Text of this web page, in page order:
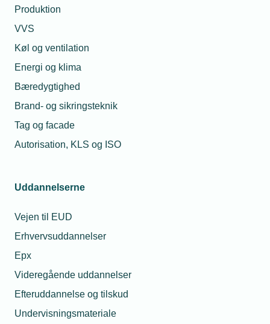
Produktion
VVS
Køl og ventilation
Energi og klima
Bæredygtighed
Brand- og sikringsteknik
Tag og facade
Autorisation, KLS og ISO
Uddannelserne
Vejen til EUD
Erhvervsuddannelser
Epx
Videregående uddannelser
Efteruddannelse og tilskud
Undervisningsmateriale
Gitte@lillelundbech.dk
- Første møde den 8. februar er på Flådestation
investeringen på 143 mia. kr.
TEKNIQ Arbejdsgiverne
Læs mere om samme emne:
Industrinetværk underleverandør